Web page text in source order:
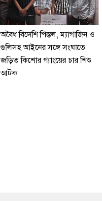
অবৈধ বিদেশি পিস্তল, ম্যাগাজিন ও
গুলিসহ আইনের সঙ্গে সংঘাতে
জড়িত কিশোর গ্যাংয়ের চার শিশু
আটক